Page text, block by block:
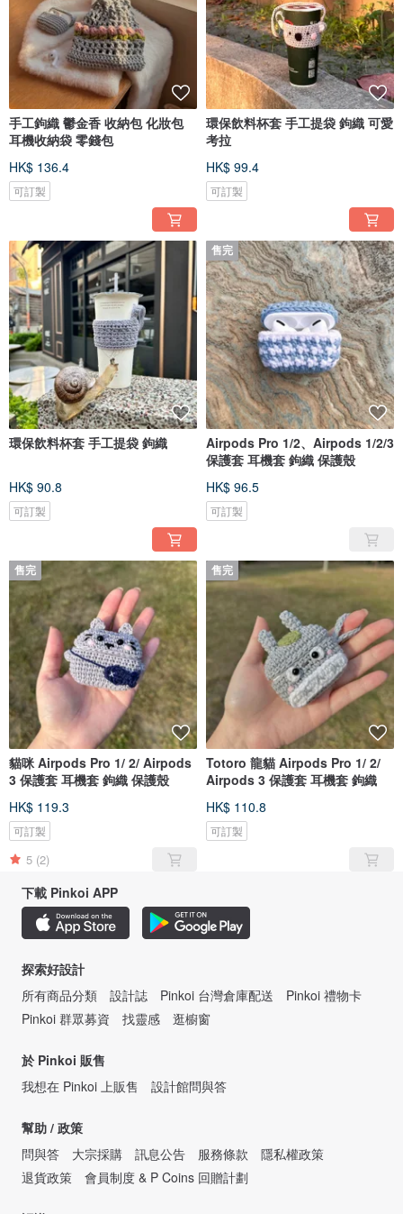
手工鉤織 鬱金香 收納包 化妝包
耳機收納袋 零錢包
HK$ 136.4
可訂製
環保飲料杯套 手工提袋 鉤織 可愛
考拉
HK$ 99.4
可訂製
環保飲料杯套 手工提袋 鉤織
HK$ 90.8
可訂製
售完
Airpods Pro 1/2、Airpods 1/2/3
保護套 耳機套 鉤織 保護殼
HK$ 96.5
可訂製
售完
貓咪 Airpods Pro 1/ 2/ Airpods
3 保護套 耳機套 鉤織 保護殼
HK$ 119.3
可訂製
5 (2)
售完
Totoro 龍貓 Airpods Pro 1/ 2/
Airpods 3 保護套 耳機套 鉤織
HK$ 110.8
可訂製
下載 Pinkoi APP
探索好設計
所有商品分類
設計誌 Pinkoi 台灣倉庫配送
Pinkoi 禮物卡
Pinkoi 群眾募資
找靈感 逛櫥窗
於 Pinkoi 販售
我想在 Pinkoi 上販售
設計館問與答
幫助 / 政策
問與答
大宗採購 訊息公告 服務條款
隱私權政策
退貨政策
會員制度 & P Coins 回贈計劃